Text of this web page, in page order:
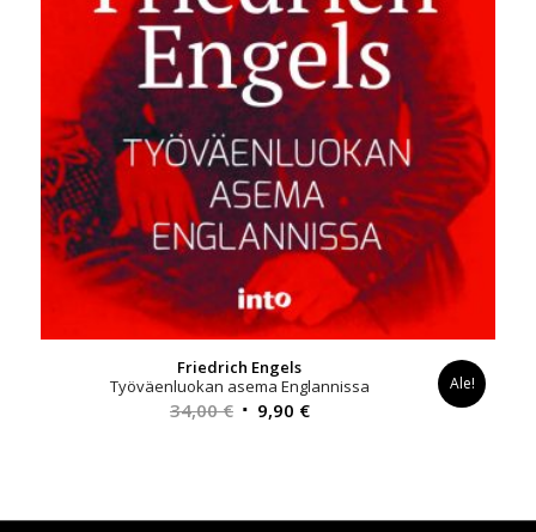
Friedrich Engels
Työväenluokan asema Englannissa
34,00€ Alkuperäinen
9,90 €Nykyinen
Ale!